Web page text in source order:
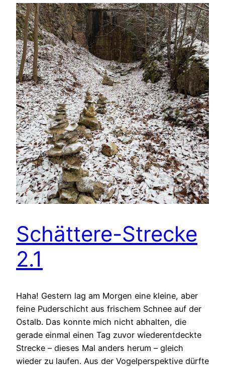
Schättere-Strecke
2.1
Haha! Gestern lag am Morgen eine kleine, aber
feine Puderschicht aus frischem Schnee auf der
Ostalb. Das konnte mich nicht abhalten, die
gerade einmal einen Tag zuvor wiederentdeckte
Strecke – dieses Mal anders herum – gleich
wieder zu laufen. Aus der Vogelperspektive dürfte